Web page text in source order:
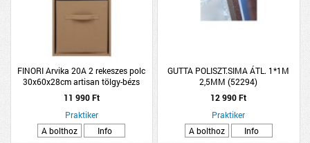
FINORI Arvika 20A 2 rekeszes polc
30x60x28cm artisan tölgy-bézs
11 990 Ft
Praktiker
A bolthoz
Info
GUTTA POLISZT.SIMA ÁTL. 1*1M
2,5MM (52294)
12 990 Ft
Praktiker
A bolthoz
Info